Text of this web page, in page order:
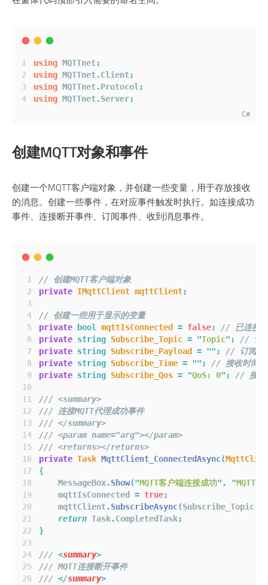
using MQTTnet;
using MQTTnet.Client;
using MQTTnet.Protocol ;
using MQTTnet.Server;
C#
创建MQTT对象和事件
创建一个MQTT客户端对象，并创建一些变量，用于存放接收
的消息。创建一些事件，在对应事件触发时执行。如连接成功
事件、连接断开事件、订阅事件、收到消息事件。
// 创建MQTT客户端对象
private IMqttClient mqttClient;
// 创建一些用于显示的变量
private
bool mqttIsConnected = false;
// 已连接
private string Subscribe_Topic = "Topic" ;
// 订
private string Subscribe_Payload = "" ;
// 订阅的
private string Subscribe_Time = "" ;
// 接收时间
private string Subscribe_Qos = "QoS: 0" ; // 接收
/// <summary>
/// 连接MQTT代理成功事件
/// </summary>
/// <param name="arg"></param>
/// <returns></returns>
private Task MqttClient_ConnectedAsync(
{
    MessageBox
.Show("MQTT客户端连接成功" , "MQTT提
    mqttIsConnected
= true;
    mqttClient
.SubscribeAsync(Subscribe_Topic,
return Task.CompletedTask;
}
/// <summary>
/// MQTT连接断开事件
/// </summary>